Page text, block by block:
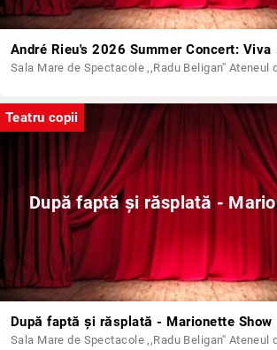
Teatru copii
După faptă și răsplată -
După faptă și răsplată - Marionette Show